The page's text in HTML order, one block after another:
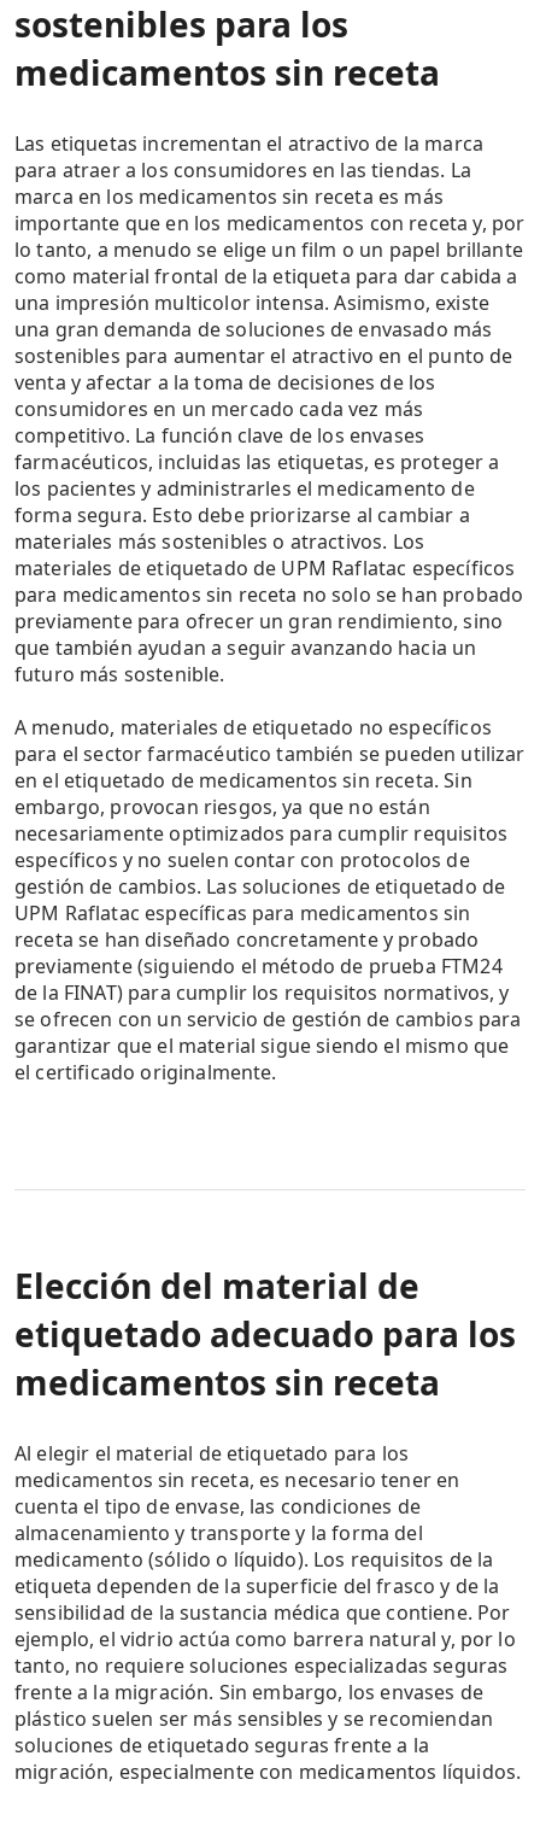
sostenibles para los
medicamentos sin receta
Las etiquetas incrementan el atractivo de la marca
para atraer a los consumidores en las tiendas. La
marca en los medicamentos sin receta es más
importante que en los medicamentos con receta y, por
lo tanto, a menudo se elige un film o un papel brillante
como material frontal de la etiqueta para dar cabida a
una impresión multicolor intensa. Asimismo, existe
una gran demanda de soluciones de envasado más
sostenibles para aumentar el atractivo en el punto de
venta y afectar a la toma de decisiones de los
consumidores en un mercado cada vez más
competitivo. La función clave de los envases
farmacéuticos, incluidas las etiquetas, es proteger a
los pacientes y administrarles el medicamento de
forma segura. Esto debe priorizarse al cambiar a
materiales más sostenibles o atractivos. Los
materiales de etiquetado de UPM Raflatac específicos
para medicamentos sin receta no solo se han probado
previamente para ofrecer un gran rendimiento, sino
que también ayudan a seguir avanzando hacia un
futuro más sostenible.
A menudo, materiales de etiquetado no específicos
para el sector farmacéutico también se pueden utilizar
en el etiquetado de medicamentos sin receta. Sin
embargo, provocan riesgos, ya que no están
necesariamente optimizados para cumplir requisitos
específicos y no suelen contar con protocolos de
gestión de cambios. Las soluciones de etiquetado de
UPM Raflatac específicas para medicamentos sin
receta se han diseñado concretamente y probado
previamente (siguiendo el método de prueba FTM24
de la FINAT) para cumplir los requisitos normativos, y
se ofrecen con un servicio de gestión de cambios para
garantizar que el material sigue siendo el mismo que
el certificado originalmente.
Elección del material de
etiquetado adecuado para los
medicamentos sin receta
Al elegir el material de etiquetado para los
medicamentos sin receta, es necesario tener en
cuenta el tipo de envase, las condiciones de
almacenamiento y transporte y la forma del
medicamento (sólido o líquido). Los requisitos de la
etiqueta dependen de la superficie del frasco y de la
sensibilidad de la sustancia médica que contiene. Por
ejemplo, el vidrio actúa como barrera natural y, por lo
tanto, no requiere soluciones especializadas seguras
frente a la migración. Sin embargo, los envases de
plástico suelen ser más sensibles y se recomiendan
soluciones de etiquetado seguras frente a la
migración, especialmente con medicamentos líquidos.